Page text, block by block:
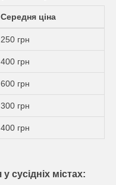
Середня ціна
250 грн
400 грн
600 грн
300 грн
400 грн
сусідніх містах: